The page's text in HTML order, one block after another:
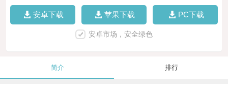
安卓下载 苹果下载 PC下载
安卓市场，安全绿色
简介 排行